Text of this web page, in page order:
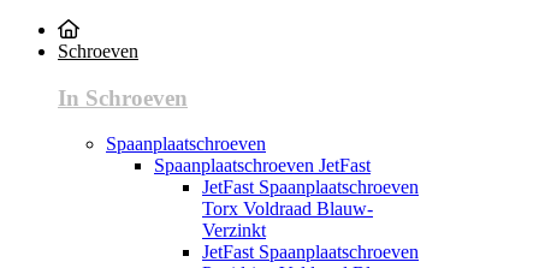
Schroeven
In Schroeven
Spaanplaatschroeven
Spaanplaatschroeven JetFast
JetFast Spaanplaatschroeven
Torx Voldraad Blauw-
Verzinkt
JetFast Spaanplaatschroeven